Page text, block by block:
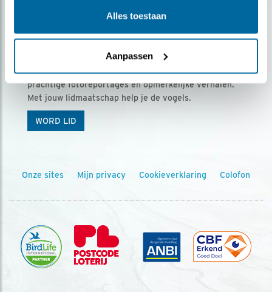
Alles toestaan
Aanpassen
Ontvang 5 x Vogels voor € 36,00 per jaar
Vogels is het tijdschrift voor onze leden, met
prachtige fotoreportages en opmerkelijke verhalen.
Met jouw lidmaatschap help je de vogels.
WORD LID
Onze sites Mijn privacy Cookieverklaring Colofon